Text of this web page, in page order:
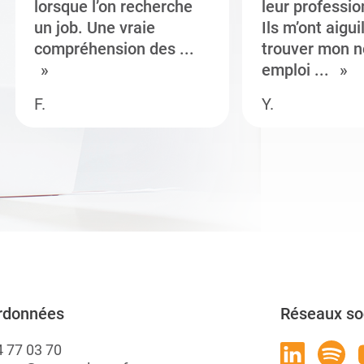
lorsque l’on recherche
un job. Une vraie
compréhension des ...
F.
leur
Ils m’ont
trouver mon
emploi ...
Y.
77 03 70
Réseaux